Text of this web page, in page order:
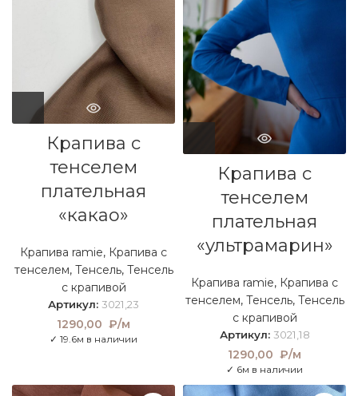
Крапива с
тенселем
плательная
«какао»
Крапива ramie, Крапива с
тенселем, Тенсель, Тенсель
с крапивой
Артикул: 3021,23
1290,00 ₽/м
✓ 19.6м в наличии
Крапива с
тенселем
плательная
«ультрамарин»
Крапива ramie, Крапива с
тенселем, Тенсель, Тенсель
с крапивой
Артикул: 3021,18
1290,00 ₽/м
✓ 6м в наличии